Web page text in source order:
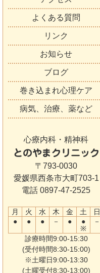
よくある質問
リンク
お知らせ
ブログ
巻き込まれ心理ケア
病気、治療、薬など
心療内科・精神科
とのやまクリニック
〒793-0030
愛媛県西条市大町703-1
電話 0897-47-2525
月 火 水 木 金 土
日
●
● ● － ●
●
※
－
診療時間9:00-15:30
(受付時間8:30-15:00)
※土曜日9:00-13:30
(土曜受付8:30-13:00)